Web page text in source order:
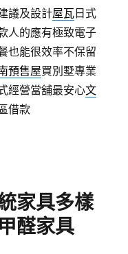
議及設計屋瓦 日式
人的應有極致電子
也能很效率不保留
預售屋買別墅專業
經營當舖最安心文
借款
家具多樣
醛家具